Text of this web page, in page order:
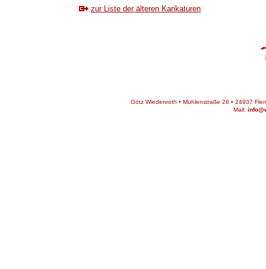
zur Liste der älteren Karikaturen
Götz Wiedenroth • Mühlenstraße 28 • 24937
Mail: